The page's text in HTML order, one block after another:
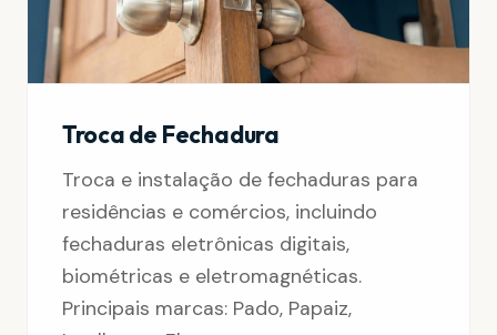
Troca de Fechadura
Troca e instalação de fechaduras para
residências e comércios, incluindo
fechaduras eletrônicas digitais,
biométricas e eletromagnéticas.
Principais marcas: Pado, Papaiz,